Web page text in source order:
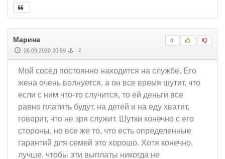
0
Марина
26.09.2020 20:59 2
Мой сосед постоянно находится на службе. Его
жена очень волнуется, а он все время шутит, что
если с ним что-то случится, то ей деньги все
равно платить будут, на детей и на еду хватит,
говорит, что не зря служит. Шутки конечно с его
стороны, но все же то, что есть определенные
гарантий для семей это хорошо. Хотя конечно,
лучше, чтобы эти выплаты никогда не